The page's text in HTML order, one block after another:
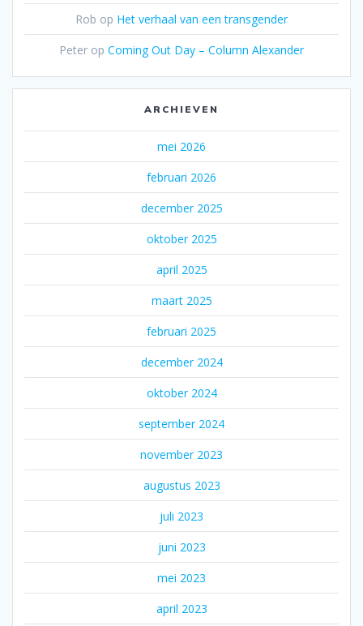
Rob op Het verhaal van een transgender
Peter op Coming Out Day – Column Alexander
ARCHIEVEN
mei 2026
februari 2026
december 2025
oktober 2025
april 2025
maart 2025
februari 2025
december 2024
oktober 2024
september 2024
november 2023
augustus 2023
juli 2023
juni 2023
mei 2023
april 2023